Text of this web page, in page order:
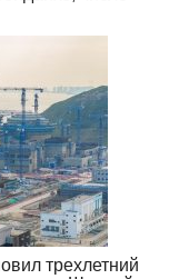
трехлетний